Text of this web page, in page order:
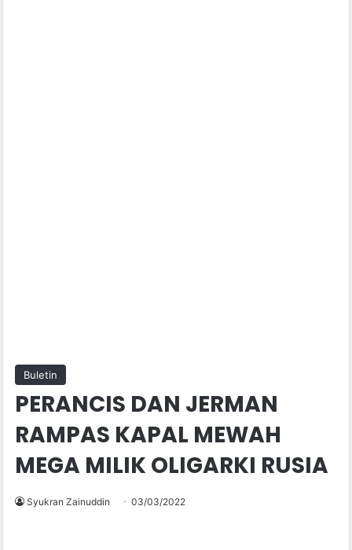
Buletin
PERANCIS DAN JERMAN
RAMPAS KAPAL MEWAH
MEGA MILIK OLIGARKI RUSIA
Syukran Zainuddin 03/03/2022